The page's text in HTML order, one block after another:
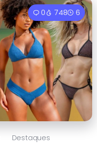
0 748 6
Destaques